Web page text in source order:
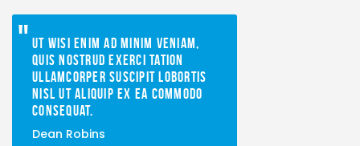
Ut wisi enim ad minim veniam,
quis nostrud exerci tation
ullamcorper suscipit lobortis
nisl ut aliquip ex ea commodo
consequat.
Dean Robins